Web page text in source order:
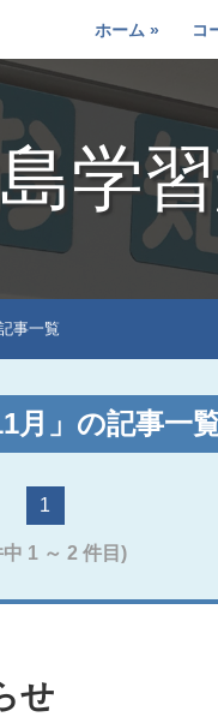
ホーム コ
学
事一覧
月」の記事一
1
中 1 ～ 2 件目)
せ